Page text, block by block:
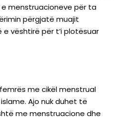
menstruacioneve për ta
përgjatë muajit
vështirë për t’i plotësuar
me cikël menstrual
Ajo nuk duhet të
me menstruacione dhe